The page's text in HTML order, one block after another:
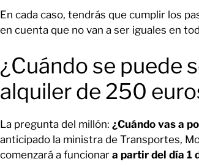
En cada caso, tendrás que cumplir los
en cuenta que no van a ser iguales en
¿Cuándo se puede
alquiler de 250
La pregunta del millón: ¿Cuándo vas a
anticipado la ministra de Transportes,
comenzará a funcionar a partir del día 1